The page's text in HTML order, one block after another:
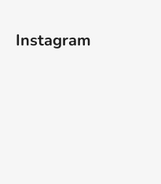
Instagram